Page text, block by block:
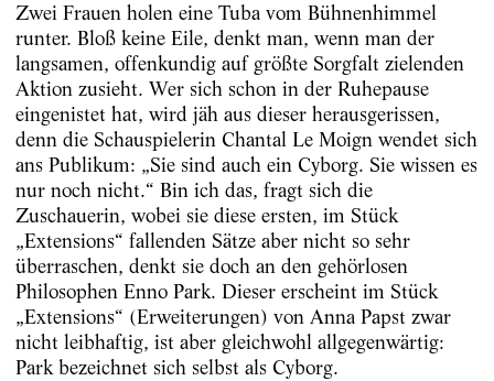
Zwei Frauen holen eine Tuba vom Bühnenhimmel
runter. Bloß keine Eile, denkt man, wenn man der
langsamen, offenkundig auf größte Sorgfalt zielenden
Aktion zusieht. Wer sich schon in der Ruhepause
eingenistet hat, wird jäh aus dieser herausgerissen,
denn die Schauspielerin Chantal Le Moign wendet sich
ans Publikum: „Sie sind auch ein Cyborg. Sie wissen es
nur noch nicht.“ Bin ich das, fragt sich die
Zuschauerin, wobei sie diese ersten, im Stück
„Extensions“ fallenden Sätze aber nicht so sehr
überraschen, denkt sie doch an den gehörlosen
Philosophen Enno Park. Dieser erscheint im Stück
„Extensions“ (Erweiterungen) von Anna Papst zwar
nicht leibhaftig, ist aber gleichwohl allgegenwärtig:
Park bezeichnet sich selbst als Cyborg.